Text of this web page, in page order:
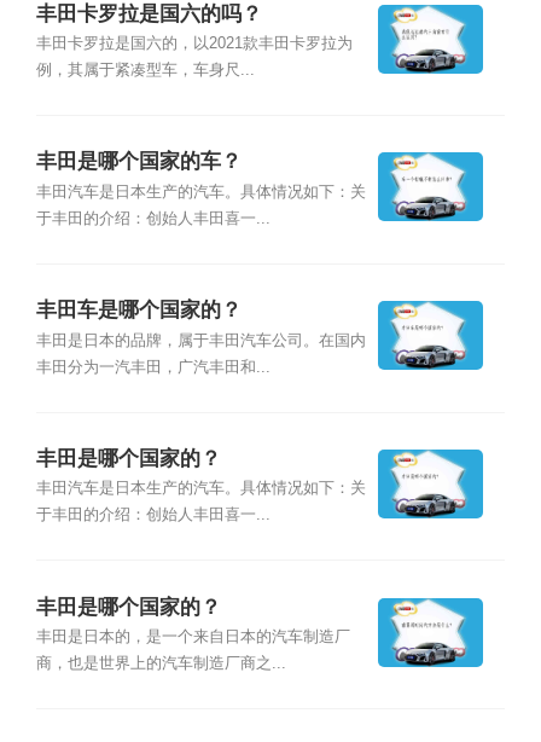
丰田卡罗拉是国六的吗？
丰田卡罗拉是国六的，以2021款丰田卡罗拉为
例，其属于紧凑型车，车身尺...
丰田是哪个国家的车？
丰田汽车是日本生产的汽车。具体情况如下：关
于丰田的介绍：创始人丰田喜一...
丰田车是哪个国家的？
丰田是日本的品牌，属于丰田汽车公司。在国内
丰田分为一汽丰田，广汽丰田和...
丰田是哪个国家的？
丰田汽车是日本生产的汽车。具体情况如下：关
于丰田的介绍：创始人丰田喜一...
丰田是哪个国家的？
丰田是日本的，是一个来自日本的汽车制造厂
商，也是世界上的汽车制造厂商之...